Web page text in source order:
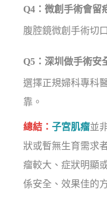
Q4：微創手術會留
腹腔鏡微創手術切
Q5：深圳做手術安
選擇正規婦科專科
靠。
總結：子宮肌瘤並
狀或暫無生育需求
瘤較大、症狀明顯
係安全、效果佳的